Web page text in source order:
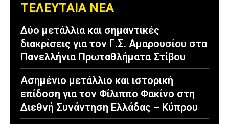
ΤΕΛΕΥΤΑΙΑ ΝΕΑ
Δύο μετάλλια και σημαντικές
διακρίσεις για τον Γ.Σ. Αμαρουσίου στα
Πανελλήνια Πρωταθλήματα Στίβου
Ασημένιο μετάλλιο και ιστορική
επίδοση για τον Φίλιππο Φακίνο στη
Διεθνή Συνάντηση Ελλάδας – Κύπρου